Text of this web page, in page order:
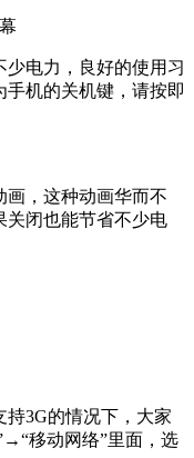
电力，良好的使用习
机的关机键，请按即
画，这种动画华而不
关闭也能节省不少电
3G的情况下，大家
移动网络”里面，选